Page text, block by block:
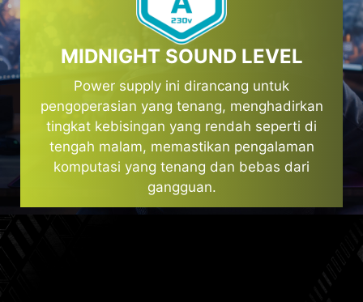
MIDNIGHT SOUND LEVEL
Power supply ini dirancang untuk
pengoperasian yang tenang, menghadirkan
tingkat kebisingan yang rendah seperti di
tengah malam, memastikan pengalaman
komputasi yang tenang dan bebas dari
gangguan.